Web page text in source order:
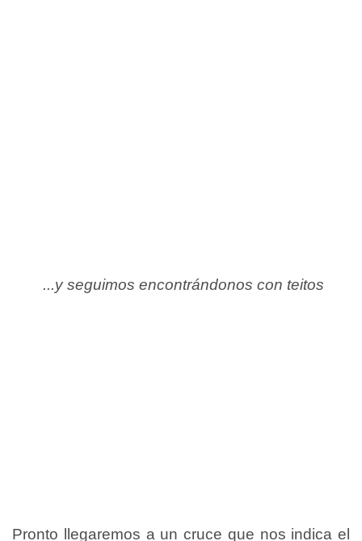
...y seguimos encontrándonos con teitos
Pronto llegaremos a un cruce que nos indica el